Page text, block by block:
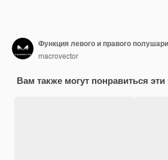
Функция левого и правого
macrovector
Вам также могут понравиться